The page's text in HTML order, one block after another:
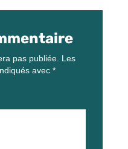
pas publiée. Les
avec *